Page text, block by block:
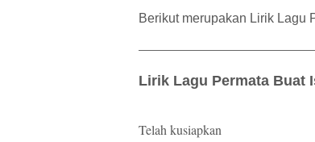
Berikut merupakan Lirik Lagu
Lirik Lagu Permata Buat
Telah kusiapkan